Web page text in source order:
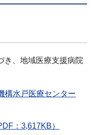
き、地域医療支援病院
構水戸医療センター
：3,617KB）